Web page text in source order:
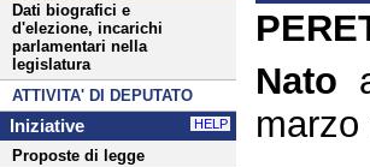
Dati biografici e
d'elezione, incarichi
parlamentari nella
legislatura
ATTIVITA' DI DEPUTATO
Iniziative HELP
Proposte di legge
Nato
marzo